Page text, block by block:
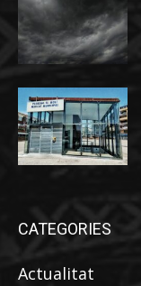
CATEGORIES
Actualitat